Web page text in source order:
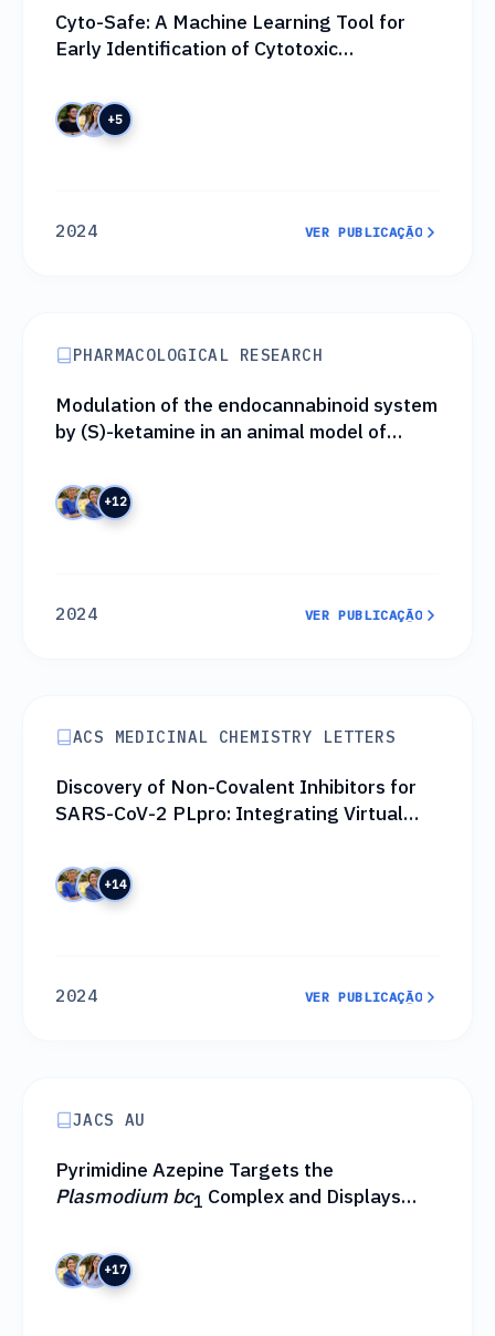
Cyto-Safe: A Machine Learning Tool for
Early Identification of Cytotoxic
+5
2024
VER PUBLICAÇÃO
PHARMACOLOGICAL RESEARCH
Modulation of the endocannabinoid system
by (S)-ketamine in an animal model of
+12
2024
VER PUBLICAÇÃO
VER PUBLICAÇÃO
ACS MEDICINAL CHEMISTRY LETTERS
Discovery of Non-Covalent Inhibitors for
SARS-CoV-2 PLpro: Integrating Virtual
Validation
+14
2024
VER PUBLICAÇÃO
JACS AU
Pyrimidine Azepine Targets the
Plasmodium bc1 Complex and Displays
+17